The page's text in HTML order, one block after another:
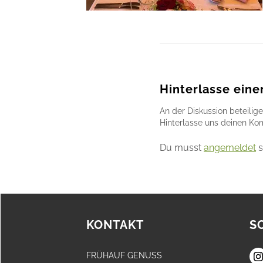
Hinterlasse
An der Diskussion
Hinterlasse uns deinen
Du musst angemeldet
KONTAKT
FRÜHAUF GENUSS